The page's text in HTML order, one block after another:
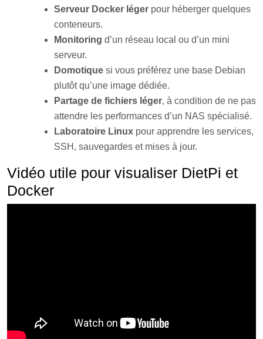
Serveur Docker léger pour héberger quelques
conteneurs.
Monitoring d’un réseau local ou d’un mini
serveur.
Domotique si vous préférez une base Debian
plutôt qu’une image dédiée.
Partage de fichiers léger, à condition de ne pas
attendre les performances d’un NAS spécialisé.
Laboratoire Linux pour apprendre les services,
SSH, sauvegardes et mises à jour.
Vidéo utile pour visualiser DietPi et
Docker